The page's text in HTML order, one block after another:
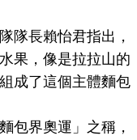
隊長賴怡君指出，
果，像是拉拉山的
成了這個主體麵包
包界奧運」之稱，